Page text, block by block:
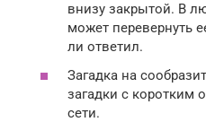
внизу закрытой. В
может перевернуть
ли ответил.
Загадка на
загадки с коротким
сети.